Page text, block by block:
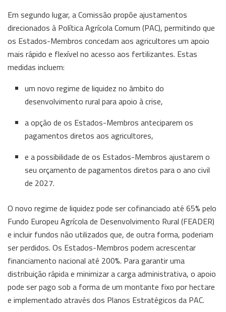
Em segundo lugar, a Comissão propõe ajustamentos
direcionados à Política Agrícola Comum (PAC), permitindo que
os Estados-Membros concedam aos agricultores um apoio
mais rápido e flexível no acesso aos fertilizantes. Estas
medidas incluem:
um novo regime de liquidez no âmbito do
desenvolvimento rural para apoio à crise,
a opção de os Estados-Membros anteciparem os
pagamentos diretos aos agricultores,
e a possibilidade de os Estados-Membros ajustarem o
seu orçamento de pagamentos diretos para o ano civil
de 2027.
O novo regime de liquidez pode ser cofinanciado até 65% pelo
Fundo Europeu Agrícola de Desenvolvimento Rural (FEADER)
e incluir fundos não utilizados que, de outra forma, poderiam
ser perdidos. Os Estados-Membros podem acrescentar
financiamento nacional até 200%. Para garantir uma
distribuição rápida e minimizar a carga administrativa, o apoio
pode ser pago sob a forma de um montante fixo por hectare
e implementado através dos Planos Estratégicos da PAC.